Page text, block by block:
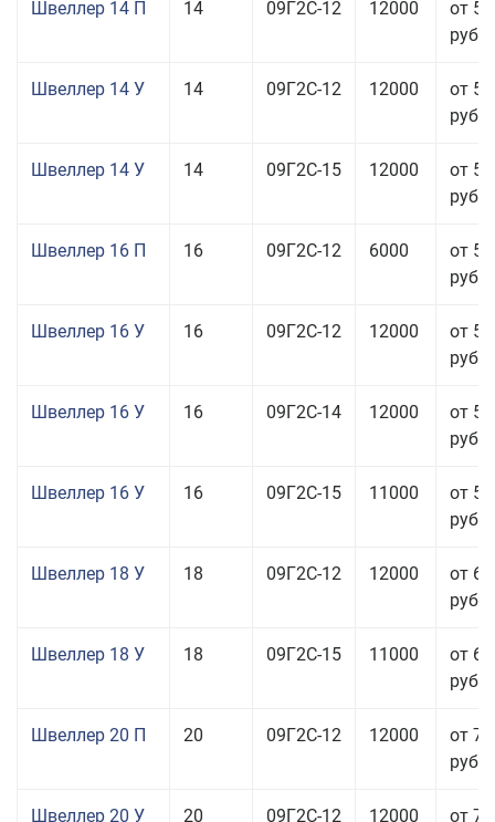
Швеллер 14 П 14 09Г2С-12 12000
от
руб.
Швеллер 14 У 14 09Г2С-12 12000
от
руб.
Швеллер 14 У 14 09Г2С-15 12000
от
руб.
Швеллер 16 П 16 09Г2С-12 6000
от
руб.
Швеллер 16 У 16 09Г2С-12 12000
от
руб.
Швеллер 16 У 16 09Г2С-14 12000
от
руб.
Швеллер 16 У 16 09Г2С-15 11000
от
руб.
Швеллер 18 У 18 09Г2С-12 12000
от
руб.
Швеллер 18 У 18 09Г2С-15 11000
от
руб.
Швеллер 20 П 20 09Г2С-12 12000
от
руб.
Швеллер 20 У 20 09Г2С-12 12000 от